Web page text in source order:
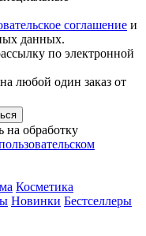
соглашение и
данных.
по электронной
любой один заказ от
на обработку
Косметика
Новинки Бестселлеры